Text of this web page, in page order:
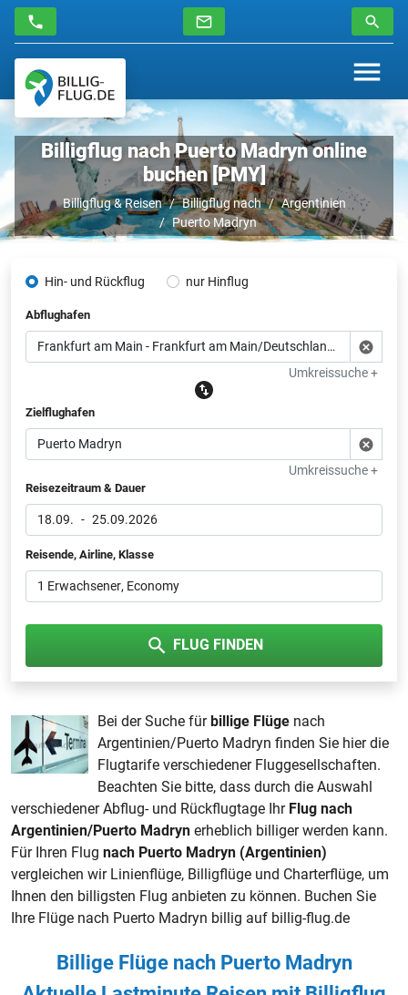
Billigflug nach Puerto Madryn online
buchen [PMY]
Billigflug & Reisen Billigflug nach
Argentinien
Puerto Madryn
Hin- und Rückflug nur Hinflug
Abflughafen
Umkreissuche +
Zielflughafen
Umkreissuche +
Reisezeitraum & Dauer
18.09. - 25.09.2026
Reisende, Airline, Klasse
1 Erwachsener, Economy
FLUG FINDEN
Bei der Suche fürbillige Flüge nach
Argentinien/Puerto Madryn finden Sie hier die
Flugtarife verschiedener Fluggesellschaften.
Beachten Sie bitte, dass durch die Auswahl
verschiedener Abflug- und Rückflugtage Ihr Flug nach
Argentinien/Puerto Madryn erheblich billiger werden kann.
Für Ihren Flug nach Puerto Madryn (Argentinien)
vergleichen wir Linienflüge, Billigflüge und Charterflüge, um
Ihnen den billigsten Flug anbieten zu können. Buchen Sie
Ihre Flüge nach Puerto Madryn billig auf billig-flug.de
Billige Flüge nach Puerto Madryn